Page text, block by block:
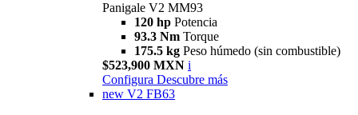
Panigale V2 MM93
120 hp Potencia
93.3 Nm Torque
175.5 kg Peso húmedo (sin combustible)
$523,900 MXN i
Configura Descubre más
new V2 FB63